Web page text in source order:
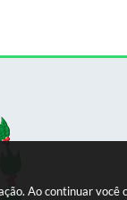
Ao continuar você